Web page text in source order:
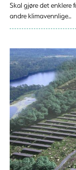
Skal gjøre det enklere
andre klimavennlige...